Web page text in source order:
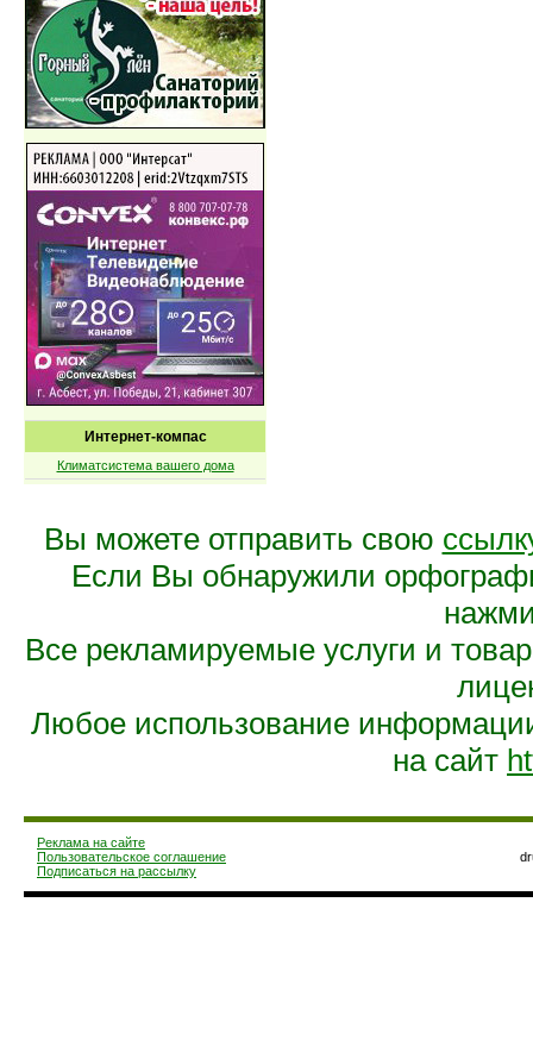
Интернет-компас
Климатсистема вашего дома
Вы можете отправить свою
Если Вы обнаружили
Все рекламируемые услуги и
Любое использование
на сайт
Реклама на сайте
Пользовательское соглашение
Подписаться на рассылку